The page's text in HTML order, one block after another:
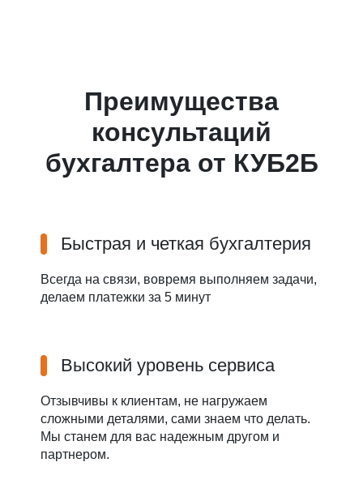
Преимущества
консультаций
бухгалтера от КУБ2Б
Быстрая и четкая бухгалтерия
Всегда на связи, вовремя выполняем задачи,
делаем платежки за 5 минут
Высокий уровень сервиса
Отзывчивы к клиентам, не нагружаем
сложными деталями, сами знаем что делать.
Мы станем для вас надежным другом и
партнером.